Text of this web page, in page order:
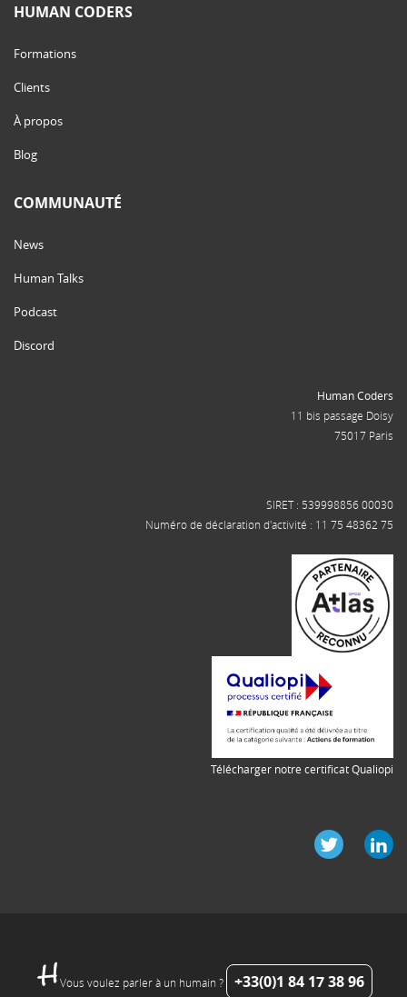
HUMAN CODERS
Formations
Clients
À propos
Blog
COMMUNAUTÉ
News
Human Talks
Podcast
Discord
Human Coders
11 bis passage Doisy
75017 Paris
SIRET : 539998856 00030
Numéro de déclaration d'activité : 11 75 48362 75
Télécharger notre certificat Qualiopi
Vous voulez parler à un humain ? +33(0)1 84 17 38 96